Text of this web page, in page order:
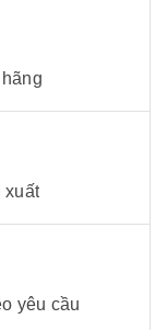
xuất
yêu cầu